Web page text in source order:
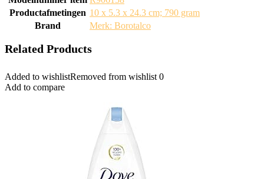
Productafmetingen ‎10 x 5.3 x 24.3 cm; 790 gram
Brand
Merk: Borotalco
Related Products
Added to wishlistRemoved from wishlist 0
Add to compare